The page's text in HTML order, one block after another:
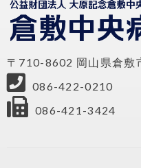
〒710-8602 岡山県倉敷
086-422-0210
086-421-3424